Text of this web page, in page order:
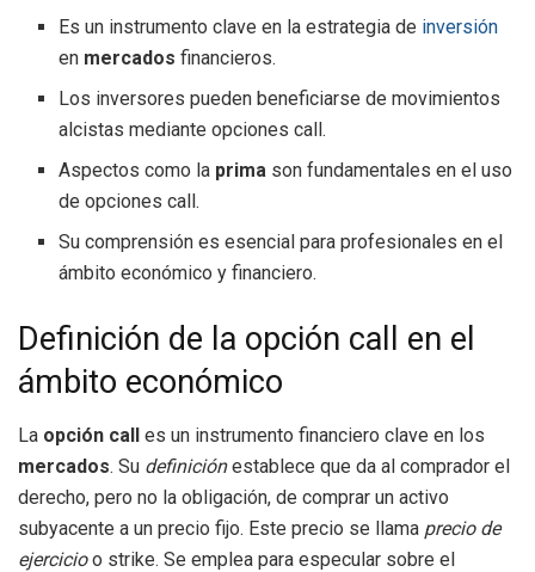
Es un instrumento clave en la estrategia de inversión
en mercados financieros.
Los inversores pueden beneficiarse de movimientos
alcistas mediante opciones call.
Aspectos como la prima son fundamentales en el uso
de opciones call.
Su comprensión es esencial para profesionales en el
ámbito económico y financiero.
Definición de la opción call en el
ámbito económico
La opción call es un instrumento financiero clave en los
mercados. Su definiciónestablece que da al comprador el
derecho, pero no la obligación, de comprar un activo
subyacente a un precio fijo. Este precio se llama precio de
ejercicioo strike. Se emplea para especular sobre el